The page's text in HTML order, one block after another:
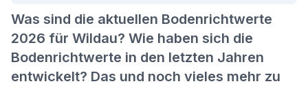
Was sind die aktuellen Bodenrichtwerte
2026 für Wildau? Wie haben sich die
Bodenrichtwerte in den letzten Jahren
entwickelt? Das und noch vieles mehr zu